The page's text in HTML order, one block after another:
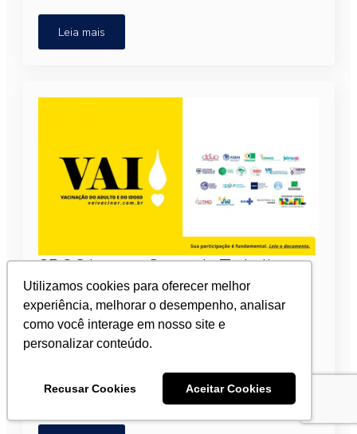
Utilizamos cookies para oferecer melhor
experiência, melhorar o desempenho, analisar
como você interage em nosso site e
personalizar conteúdo.
Recusar Cookies Aceitar Cookies
Leia mais
SBOC integra Grupo de Trabalho
Intersetorial de Vacinação
2 de março de 2026
A SBOC é uma das 17 instituições integrante do
Grupo de Trabalho Intersetorial de Vacinação do
Adulto e do Idoso (VAI), cujo objetivo principal é
conscientizar a população sobre a…